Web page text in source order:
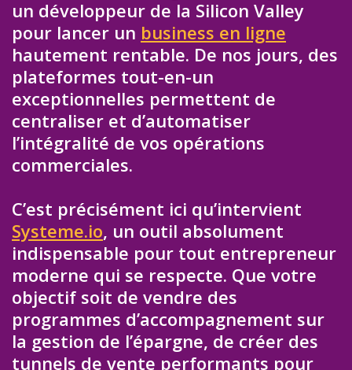
un développeur de la Silicon Valley
pour lancer un business en ligne
hautement rentable. De nos jours, des
plateformes tout-en-un
exceptionnelles permettent de
centraliser et d’automatiser
l’intégralité de vos opérations
commerciales.
C’est précisément ici qu’intervient
Systeme.io, un outil absolument
indispensable pour tout entrepreneur
moderne qui se respecte. Que votre
objectif soit de vendre des
programmes d’accompagnement sur
la gestion de l’épargne, de créer des
tunnels de vente performants pour